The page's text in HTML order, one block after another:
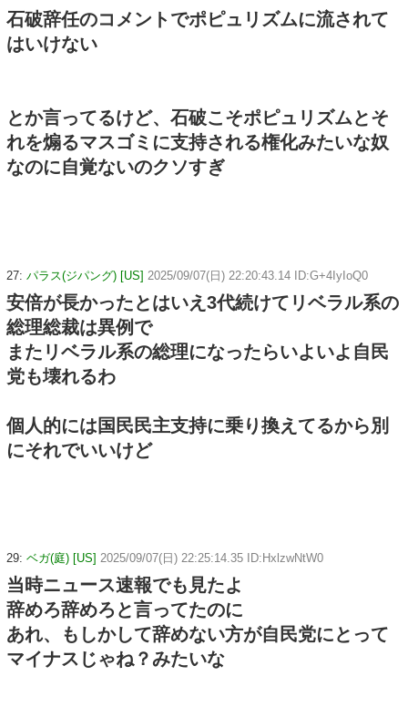
石破辞任のコメントでポピュリズムに流されて
はいけない
とか言ってるけど、石破こそポピュリズムとそ
れを煽るマスゴミに支持される権化みたいな奴
なのに自覚ないのクソすぎ
27: パラス(ジパング) [US] 2025/09/07(日) 22:20:43.14 ID:G+4IyIoQ0
安倍が長かったとはいえ3代続けてリベラル系の
総理総裁は異例で
またリベラル系の総理になったらいよいよ自民
党も壊れるわ
個人的には国民民主支持に乗り換えてるから別
にそれでいいけど
29: ベガ(庭) [US] 2025/09/07(日) 22:25:14.35 ID:HxlzwNtW0
当時ニュース速報でも見たよ
辞めろ辞めろと言ってたのに
あれ、もしかして辞めない方が自民党にとって
マイナスじゃね？みたいな